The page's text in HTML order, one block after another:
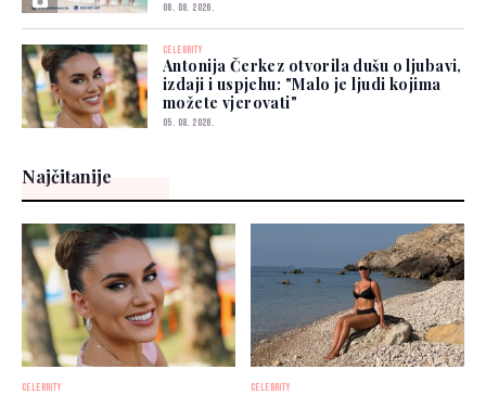
06. 08. 2026.
CELEBRITY
Antonija Čerkez otvorila dušu o ljubavi,
izdaji i uspjehu: "Malo je ljudi kojima
možete vjerovati"
05. 08. 2026.
Najčitanije
CELEBRITY CELEBRITY